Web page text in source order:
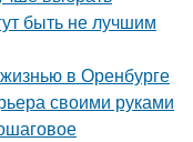
быть не лучшим
в Оренбурге
своими руками